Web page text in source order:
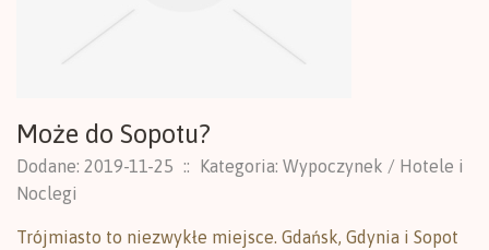
Może do Sopotu?
Dodane: 2019-11-25 ::
Kategoria: Wypoczynek / Hotele i
Noclegi
Trójmiasto to niezwykłe miejsce. Gdańsk, Gdynia i Sopot